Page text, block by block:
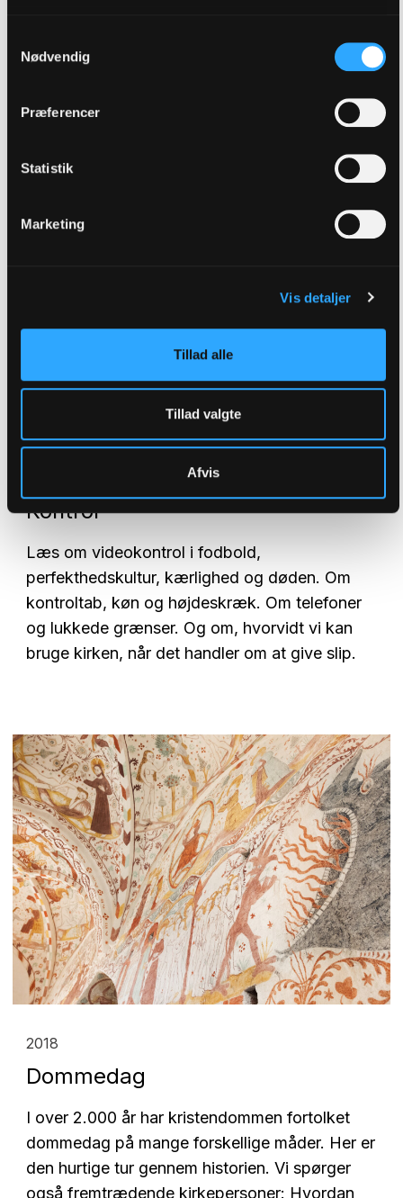
Nødvendig
Præferencer
Statistik
Marketing
Vis detaljer
Tillad alle
Tillad valgte
Afvis
Andre magasiner
Kontrol
Læs om videokontrol i fodbold,
perfekthedskultur, kærlighed og døden. Om
kontroltab, køn og højdeskræk. Om telefoner
og lukkede grænser. Og om, hvorvidt vi kan
bruge kirken, når det handler om at give slip.
2018
Dommedag
I over 2.000 år har kristendommen fortolket
dommedag på mange forskellige måder. Her er
den hurtige tur gennem historien. Vi spørger
også fremtrædende kirkepersoner: Hvordan